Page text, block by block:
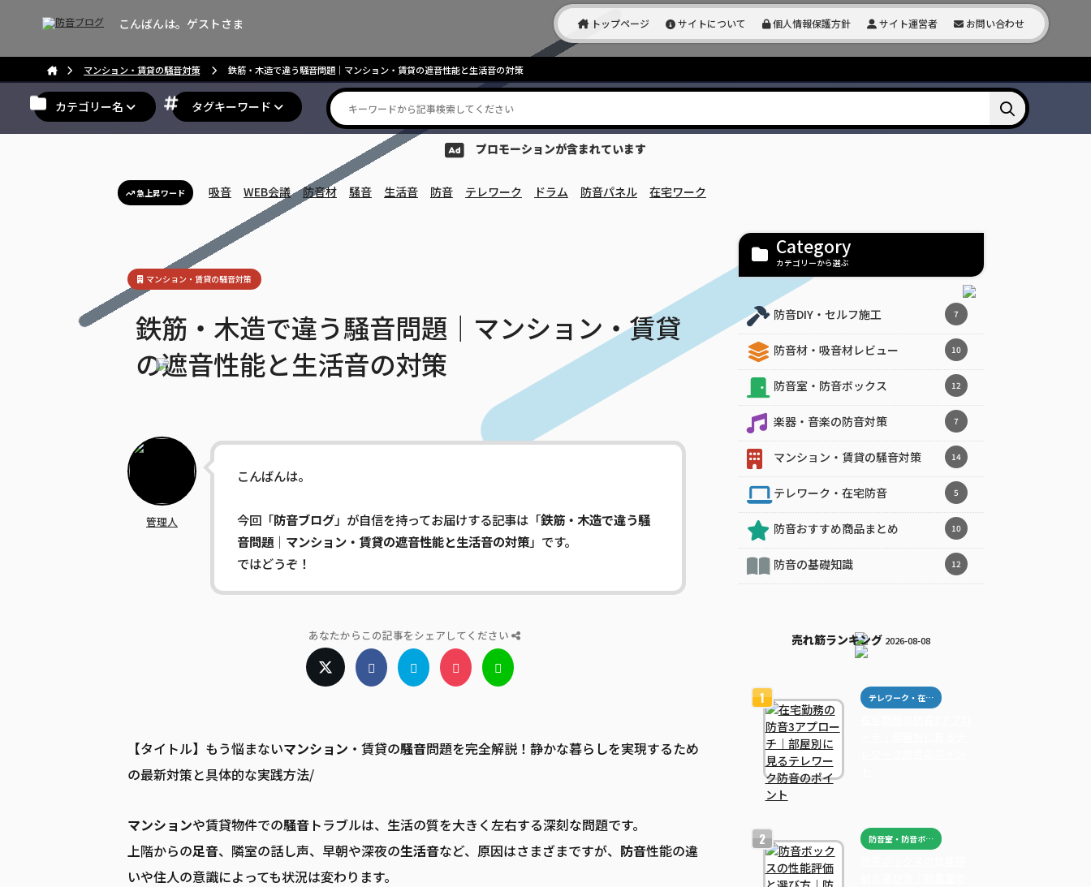
こんばんは。ゲストさま トップページ サイトについて 個人情報保護方針 サイト運営者 お問い合わせ
マンション・賃貸の騒音対策 鉄筋・木造で違う騒音問題｜マンション・賃貸の遮音性能と生活音の対策
カテゴリー名 タグキーワード
プロモーションが含まれています
急上昇ワード 吸音 WEB会議 防音材 騒音 生活音 防音 テレワーク ドラム 防音パネル 在宅ワーク
マンション・賃貸の騒音対策
鉄筋・木造で違う騒音問題｜マンション・賃貸
の遮音性能と生活音の対策
管理人
こんばんは。
今回「防音ブログ」が自信を持ってお届けする記事は「鉄筋・木造で違う騒
音問題｜マンション・賃貸の遮音性能と生活音の対策」です。
ではどうぞ！
あなたからこの記事をシェアしてください
【タイトル】もう悩まないマンション ・賃貸の騒音問題を完全解説！静かな暮らしを実現するため
の最新対策と具体的な実践方法/
マンションや賃貸物件での騒音 トラブルは、生活の質を大きく左右する深刻な問題です。
上階からの足音、隣室の話し声、早朝や深夜の生活音など、原因はさまざまですが、 防音性能の違
いや住人の意識によっても状況は変わります。
Category
カテゴリーから選ぶ
防音DIY・セルフ施工 7
防音材・吸音材レビュー 10
防音室・防音ボックス 12
楽器・音楽の防音対策 7
マンション・賃貸の騒音対策 14
テレワーク・在宅防音 5
防音おすすめ商品まとめ 10
防音の基礎知識 12
売れ筋ランキング 2026-08-08
テレワーク・在宅防音
防音室・防音ボックス